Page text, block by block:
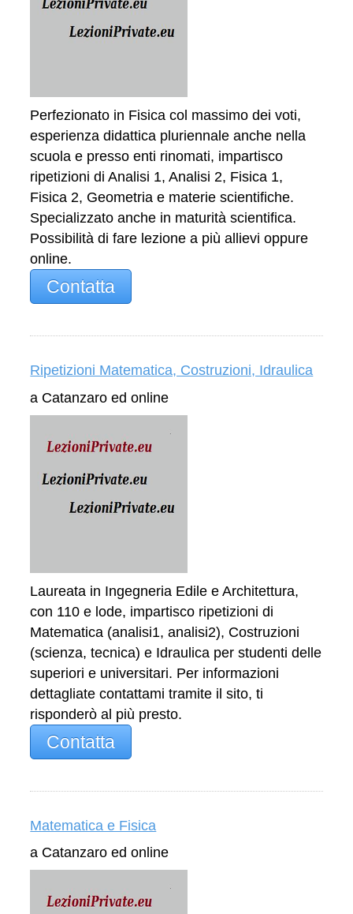
Perfezionato in Fisica col massimo dei voti,
esperienza didattica pluriennale anche nella
scuola e presso enti rinomati, impartisco
ripetizioni di Analisi 1, Analisi 2, Fisica 1,
Fisica 2, Geometria e materie scientifiche.
Specializzato anche in maturità scientifica.
Possibilità di fare lezione a più allievi oppure
online.
Contatta
Ripetizioni Matematica, Costruzioni, Idraulica
a Catanzaro ed online
Laureata in Ingegneria Edile e Architettura,
con 110 e lode, impartisco ripetizioni di
Matematica (analisi1, analisi2), Costruzioni
(scienza, tecnica) e Idraulica per studenti delle
superiori e universitari. Per informazioni
dettagliate contattami tramite il sito, ti
risponderò al più presto.
Contatta
Matematica e Fisica
a Catanzaro ed online